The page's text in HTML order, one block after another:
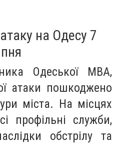
на Одесу 7
Одеської МВА,
атаки пошкоджено
міста. На місцях
профільні служби,
обстрілу та